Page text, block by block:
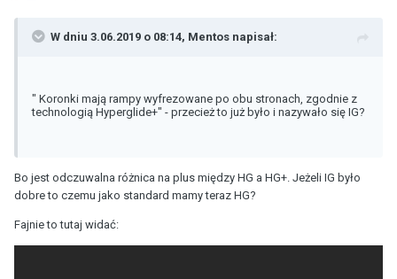
W dniu 3.06.2019 o 08:14, Mentos napisał:
" Koronki mają rampy wyfrezowane po obu stronach, zgodnie z
technologią Hyperglide+" - przecież to już było i nazywało się IG?
Bo jest odczuwalna różnica na plus między HG a HG+. Jeżeli IG było
dobre to czemu jako standard mamy teraz HG?
Fajnie to tutaj widać: